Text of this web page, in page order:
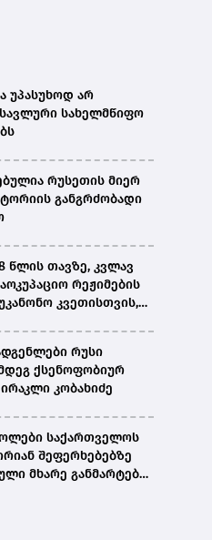
უპასუხოდ არ
სახელმწიფო
რუსეთის მიერ
განგრძობადი
წლის თავზე, კვლავ
რეჟიმების
კვეთისთვის,
რუსი
ქსენოფობიურ
კობახიძე
საქართველოს
შეფერხებებზე
მხარე განმარტებას